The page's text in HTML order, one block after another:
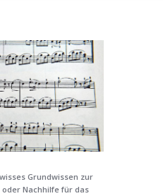
Grundwissen zur
Nachhilfe für das